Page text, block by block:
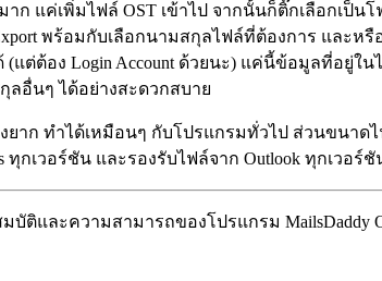
ก แค่เพิ่มไฟล์ OST เข้าไป จากนั้นก็ติ๊กเลือกเป็น
พร้อมกับเลือกนามสกุลไฟล์ที่ต้องการ และหรื
(แต่ต้อง Login Account ด้วยนะ) แค่นี้ข้อมูลที่อยู่ใ
ลอื่นๆ ได้อย่างสะดวกสบาย
ยาก ทำได้เหมือนๆ กับโปรแกรมทั่วไป ส่วนขนาดไ
ทุกเวอร์ชัน และรองรับไฟล์จาก Outlook ทุกเวอร์
มบัติและความสามารถของโปรแกรม MailsDaddy